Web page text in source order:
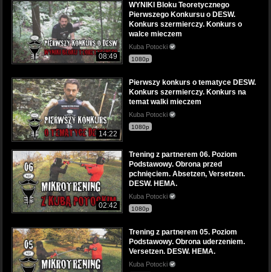
08:49
WYNIKI Bloku Teoretycznego
Pierwszego Konkursu o DESW.
Konkurs szermierczy. Konkurs o
walce mieczem
Kuba Potocki
1080p
14:22
Pierwszy konkurs o tematyce DESW.
Konkurs szermierczy. Konkurs na
temat walki mieczem
Kuba Potocki
1080p
02:42
Trening z partnerem 06. Poziom
Podstawowy. Obrona przed
pchnięciem. Absetzen, Versetzen.
DESW. HEMA.
Kuba Potocki
1080p
Trening z partnerem 05. Poziom
Podstawowy. Obrona uderzeniem.
Versetzen. DESW. HEMA.
Kuba Potocki